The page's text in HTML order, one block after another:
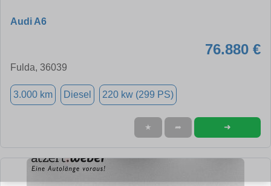
Audi A6
76.880 €
Fulda, 36039
3.000 km Diesel 220 kw (299 PS)
★ ➦ ➜